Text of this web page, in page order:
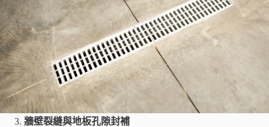
牆壁裂縫與地板孔隙封補